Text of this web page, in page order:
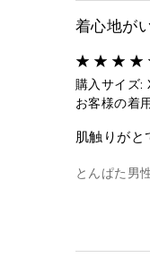
着心地が
購入サイズ:
お客様の着
肌触りがと
とんぱた 男